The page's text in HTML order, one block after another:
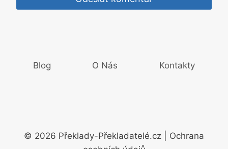
Blog O Nás Kontakty
© 2026 Překlady-Překladatelé.cz | Ochrana